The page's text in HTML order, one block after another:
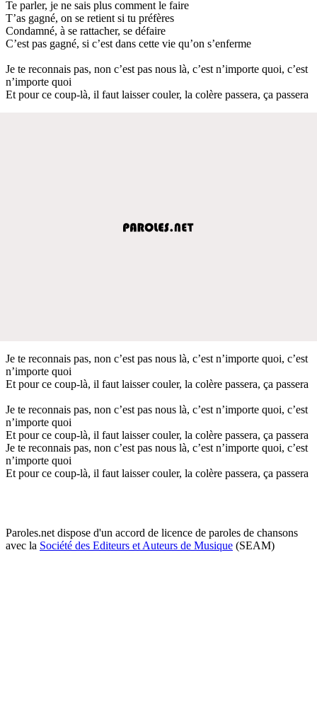
Te parler, je ne sais plus comment le faire
T’as gagné, on se retient si tu préfères
Condamné, à se rattacher, se défaire
C’est pas gagné, si c’est dans cette vie qu’on s’enferme
Je te reconnais pas, non c’est pas nous là, c’est n’importe quoi, c’est
n’importe quoi
Et pour ce coup-là, il faut laisser couler, la colère passera, ça passera
Je te reconnais pas, non c’est pas nous là, c’est n’importe quoi, c’est
n’importe quoi
Et pour ce coup-là, il faut laisser couler, la colère passera, ça passera
Je te reconnais pas, non c’est pas nous là, c’est n’importe quoi, c’est
n’importe quoi
Et pour ce coup-là, il faut laisser couler, la colère passera, ça passera
Je te reconnais pas, non c’est pas nous là, c’est n’importe quoi, c’est
n’importe quoi
Et pour ce coup-là, il faut laisser couler, la colère passera, ça passera
Paroles.net dispose d'un accord de licence de paroles de chansons
avec la Société des Editeurs et Auteurs de Musique (SEAM)